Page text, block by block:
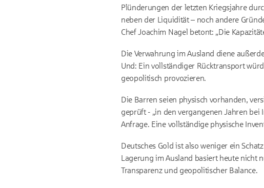
Plünderungen der letzten Kriegsjahre
neben der Liquidität – noch andere
Chef Joachim Nagel betont: „Die
Die Verwahrung im Ausland diene
Und: Ein vollständiger Rücktransport
geopolitisch provozieren.
Die Barren seien physisch vorhanden,
geprüft - „in den vergangenen Jahren
Anfrage. Eine vollständige physische
Deutsches Gold ist also weniger ein
Lagerung im Ausland basiert heute nicht
Transparenz und geopolitischer Balance.